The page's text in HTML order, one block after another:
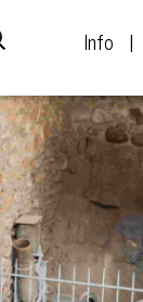
Info